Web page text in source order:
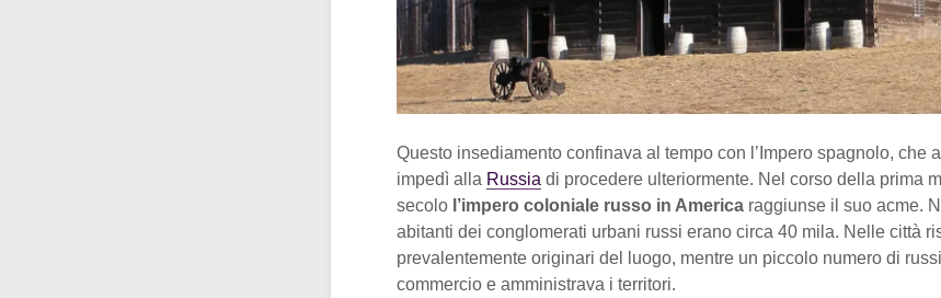
Questo insediamento confinava al tempo con l’Impero spagnolo, che
impedì alla Russia di procedere ulteriormente. Nel corso della prima
secolo l’impero coloniale russo in America raggiunse il suo acme.
abitanti dei conglomerati urbani russi erano circa 40 mila. Nelle città
prevalentemente originari del luogo, mentre un piccolo numero di
commercio e amministrava i territori.